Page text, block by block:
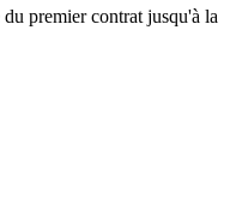
premier contrat jusqu'à la